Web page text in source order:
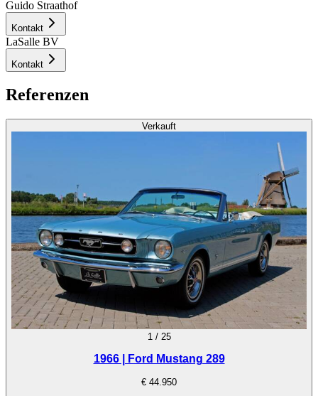
Guido Straathof
Kontakt
LaSalle BV
Kontakt
Referenzen
Verkauft
1 / 25
1966 | Ford Mustang 289
€ 44.950